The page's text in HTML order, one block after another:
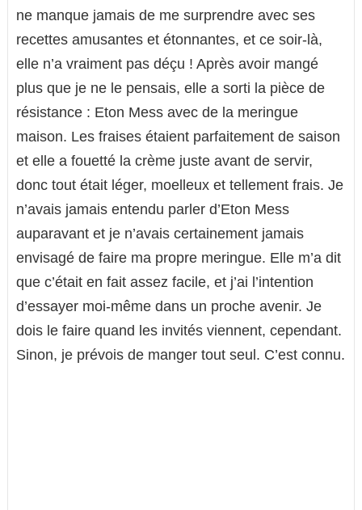
ne manque jamais de me surprendre avec ses
recettes amusantes et étonnantes, et ce soir-là,
elle n’a vraiment pas déçu ! Après avoir mangé
plus que je ne le pensais, elle a sorti la pièce de
résistance : Eton Mess avec de la meringue
maison. Les fraises étaient parfaitement de saison
et elle a fouetté la crème juste avant de servir,
donc tout était léger, moelleux et tellement frais. Je
n’avais jamais entendu parler d’Eton Mess
auparavant et je n’avais certainement jamais
envisagé de faire ma propre meringue. Elle m’a dit
que c’était en fait assez facile, et j’ai l’intention
d’essayer moi-même dans un proche avenir. Je
dois le faire quand les invités viennent, cependant.
Sinon, je prévois de manger tout seul. C’est connu.